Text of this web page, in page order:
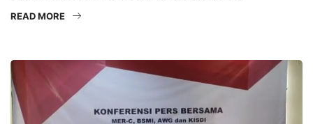
READ MORE